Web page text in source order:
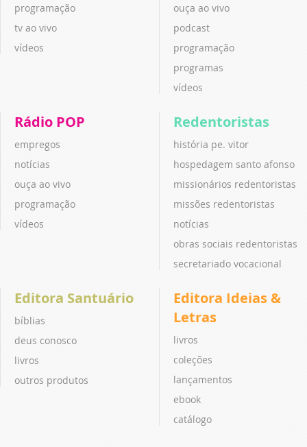
programação
tv ao vivo
vídeos
ouça ao vivo
podcast
programação
programas
vídeos
Rádio POP
empregos
notícias
ouça ao vivo
programação
vídeos
Redentoristas
história pe. vitor
hospedagem santo afonso
missionários redentoristas
missões redentoristas
notícias
obras sociais redentoristas
secretariado vocacional
Editora Santuário
bíblias
deus conosco
livros
outros produtos
Editora Ideias &
Letras
livros
coleções
lançamentos
ebook
catálogo